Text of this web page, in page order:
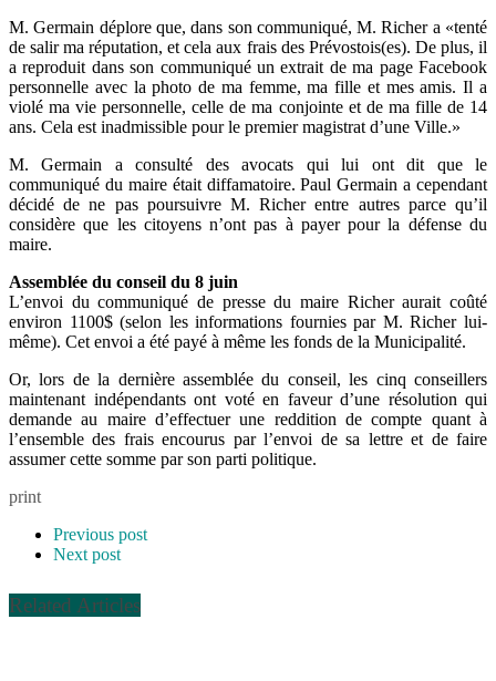
M. Germain déplore que, dans son communiqué, M. Richer a «tenté
de salir ma réputation, et cela aux frais des Prévostois(es). De plus, il
a reproduit dans son communiqué un extrait de ma page Facebook
personnelle avec la photo de ma femme, ma fille et mes amis. Il a
violé ma vie personnelle, celle de ma conjointe et de ma fille de 14
ans. Cela est inadmissible pour le premier magistrat d’une Ville.»
M. Germain a consulté des avocats qui lui ont dit que le
communiqué du maire était diffamatoire. Paul Germain a cependant
décidé de ne pas poursuivre M. Richer entre autres parce qu’il
considère que les citoyens n’ont pas à payer pour la défense du
maire.
Assemblée du conseil du 8 juin
L’envoi du communiqué de presse du maire Richer aurait coûté
environ 1100$ (selon les informations fournies par M. Richer lui-
même). Cet envoi a été payé à même les fonds de la Municipalité.
Or, lors de la dernière assemblée du conseil, les cinq conseillers
maintenant indépendants ont voté en faveur d’une résolution qui
demande au maire d’effectuer une reddition de compte quant à
l’ensemble des frais encourus par l’envoi de sa lettre et de faire
assumer cette somme par son parti politique.
print
Previous post
Next post
Related Articles